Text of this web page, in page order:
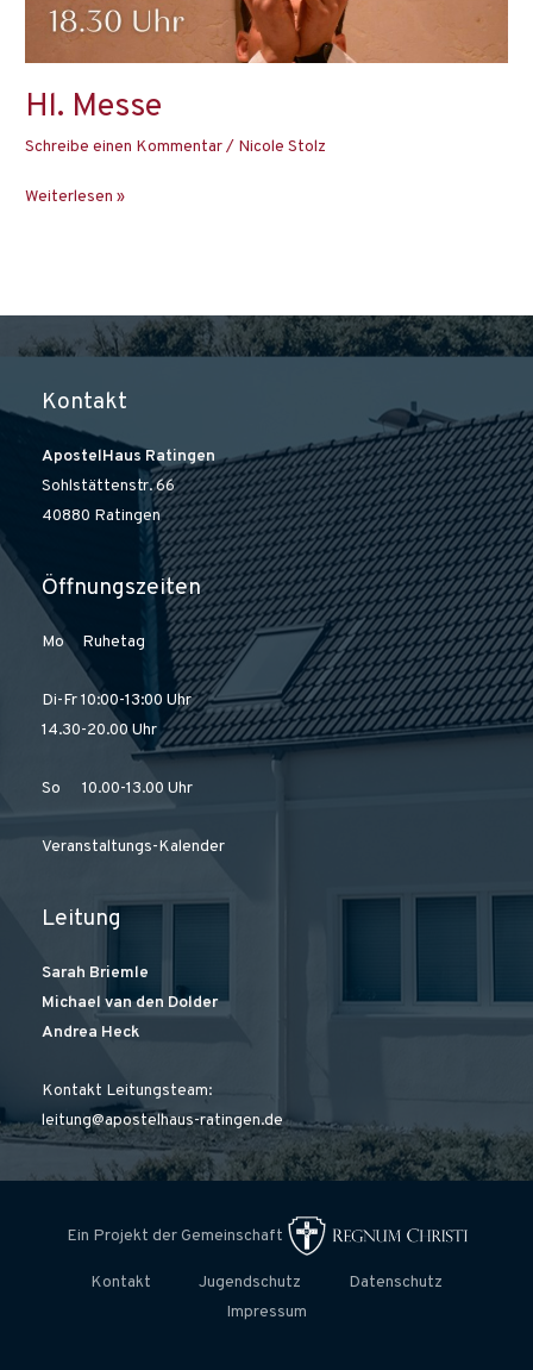
Hl. Messe
Schreibe einen Kommentar/ Nicole Stolz
Weiterlesen »
Kontakt
ApostelHaus Ratingen
Sohlstättenstr. 66
40880 Ratingen
Öffnungszeiten
Mo Ruhetag
Di-Fr 10:00-13:00 Uhr
14.30-20.00 Uhr
So 10.00-13.00 Uhr
Veranstaltungs-Kalender
Leitung
Sarah Briemle
Michael van den Dolder
Andrea Heck
Kontakt Leitungsteam:
leitung@apostelhaus-ratingen.de
Ein Projekt der Gemeinschaft
Kontakt Jugendschutz
Datenschutz
Impressum